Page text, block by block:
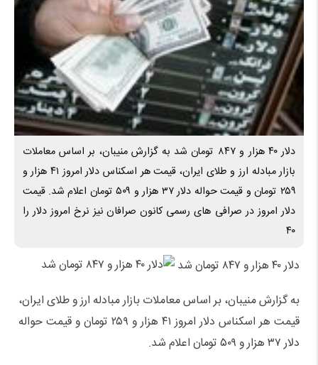
دلار ۴۰ هزار و ۸۴۷ تومان شد به گزارش منیبان، بر اساس معاملات
بازار مبادله ارز و طلای ایران، قیمت هر اسکناس دلار امروز ۴۱ هزار و
۲۵۹ تومان و قیمت حواله دلار ۳۷ هزار و ۵۰۹ تومان اعلام شد. قیمت
دلار امروز در صرافی های رسمی کانون صرافان نیز نرخ امروز دلار را
۴۰
دلار ۴۰ هزار و ۸۴۷ تومان شد
به گزارش منیبان، بر اساس معاملات بازار مبادله ارز و طلای ایران،
قیمت هر اسکناس دلار امروز ۴۱ هزار و ۲۵۹ تومان و قیمت حواله
دلار ۳۷ هزار و ۵۰۹ تومان اعلام شد.